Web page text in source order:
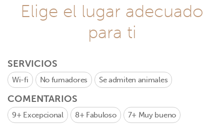
Elige el lugar adecuado
para ti
SERVICIOS
Wi-fi No fumadores Se admiten animales
COMENTARIOS
9+ Excepcional 8+ Fabuloso 7+ Muy bueno